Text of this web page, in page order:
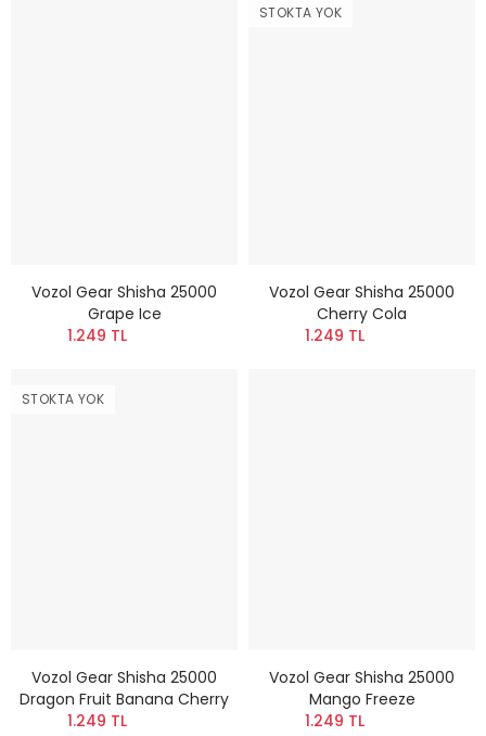
Vozol Gear Shisha 25000
Grape Ice
1.249 TL
STOKTA YOK
Vozol Gear Shisha 25000
Cherry Cola
1.249 TL
STOKTA YOK
Vozol Gear Shisha 25000
Dragon Fruit Banana Cherry
1.249 TL
Vozol Gear Shisha 25000
Mango Freeze
1.249 TL